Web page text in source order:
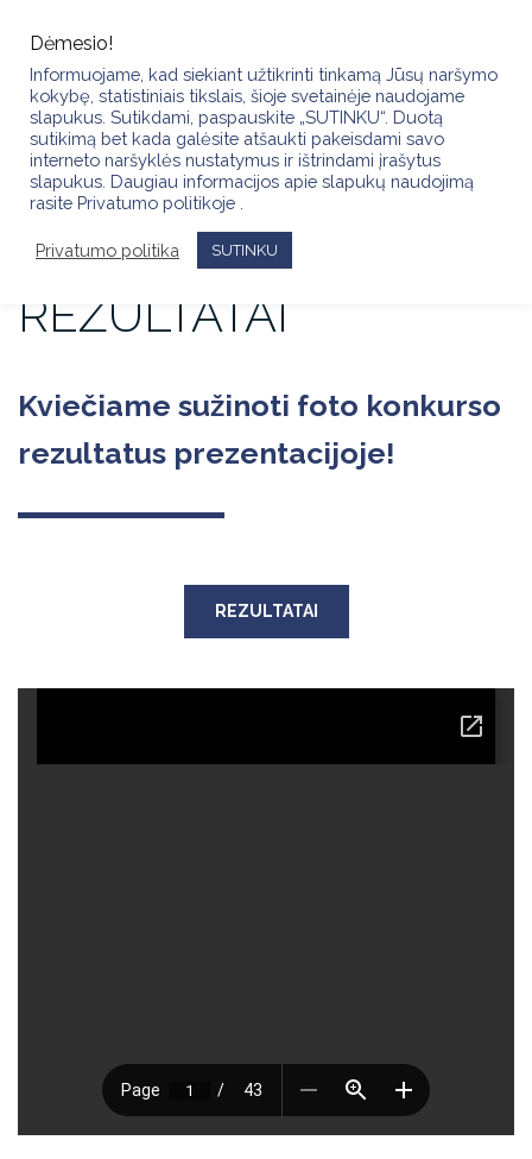
content
FOTO KONKURSAS
METŲ BLAKSTIENŲ
MEISTRAS 2022 –
REZULTATAI
Kviečiame sužinoti foto konkurso
rezultatus prezentacijoje!
REZULTATAI
Dėmesio!
Informuojame, kad siekiant užtikrinti tinkamą Jūsų naršymo
kokybę, statistiniais tikslais, šioje svetainėje naudojame
slapukus. Sutikdami, paspauskite „SUTINKU“. Duotą
sutikimą bet kada galėsite atšaukti pakeisdami savo
interneto naršyklės nustatymus ir ištrindami įrašytus
slapukus. Daugiau informacijos apie slapukų naudojimą
rasite Privatumo politikoje .
Privatumo politika SUTINKU